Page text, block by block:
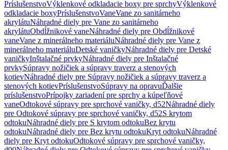
PríslušenstvoVýklenkové odkladacie boxy pre sprchyVýklenkové
odkladacie boxyPríslušenstvoVaneVane zo sanitárneho
akrylátuNáhradné diely pre Vane zo sanitárneho
akrylátuObdĺžnikové vaneNáhradné diely pre Obdĺžnikové
vaneVane z minerálneho materiáluNáhradné diely pre Vane z
minerálneho materiáluDetské vaničkyNáhradné diely pre Detské
vaničkyInštalačné prvkyNáhradné diely pre Inštalačné
prvkySúpravy nožičiek a súpravy traverz a stenových
kotievNáhradné diely pre Súpravy nožičiek a súpravy traverz a
stenových kotievPríslušenstvoSúpravy na opravuĎalšie
príslušenstvoPrípojky zariadení pre sprchy a kúpeľňové
vaneOdtokové súpravy pre sprchové vaničky, d52Náhradné diely
pre Odtokové súpravy pre sprchové vaničky, d52S krytom
odtokuNáhradné diely pre S krytom odtokuBez krytu
odtokuNáhradné diely pre Bez krytu odtokuKryt odtokuNáhradné
diely pre Kryt odtokuOdtokové súpravy pre sprchové vaničky,